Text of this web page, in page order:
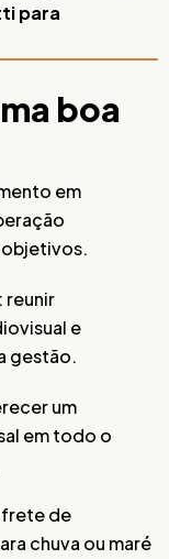
para
boa
em
: reunir
e
gestão.
um
em todo o
frete de
chuva ou maré